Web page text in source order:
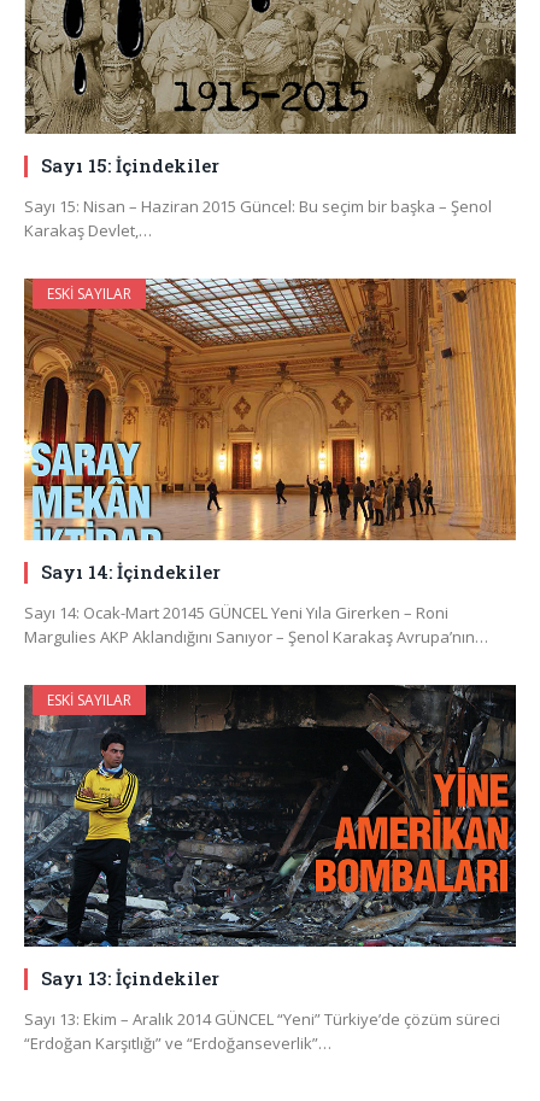
Sayı 15: İçindekiler
Sayı 15: Nisan – Haziran 2015 Güncel: Bu seçim bir başka – Şenol
Karakaş Devlet,…
ESKI SAYILAR
Sayı 14: İçindekiler
Sayı 14: Ocak-Mart 20145 GÜNCEL Yeni Yıla Girerken – Roni
Margulies AKP Aklandığını Sanıyor – Şenol Karakaş Avrupa’nın…
ESKI SAYILAR
Sayı 13: İçindekiler
Sayı 13: Ekim – Aralık 2014 GÜNCEL “Yeni” Türkiye’de çözüm süreci
“Erdoğan Karşıtlığı” ve “Erdoğanseverlik”…